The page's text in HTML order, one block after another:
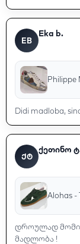
EB
Eka b.
Philippe
Didi madloba,
ᲥᲢ
ქეთინო
Alohas -
დროულად
მადლობა !